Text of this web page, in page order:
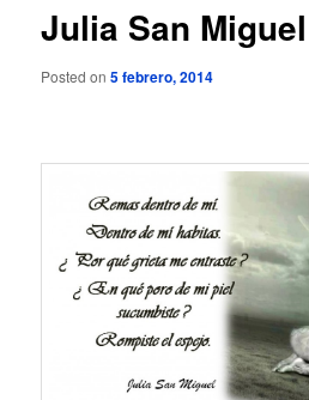
Julia San Miguel
Posted on5 febrero, 2014